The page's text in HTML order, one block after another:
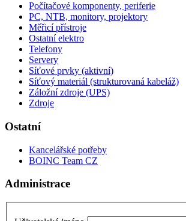
Počítačové komponenty, periferie
PC, NTB, monitory, projektory
Měřicí přístroje
Ostatní elektro
Telefony
Servery
Síťové prvky (aktivní)
Síťový materiál (strukturovaná kabeláž)
Záložní zdroje (UPS)
Zdroje
Ostatní
Kancelářské potřeby
BOINC Team CZ
Administrace